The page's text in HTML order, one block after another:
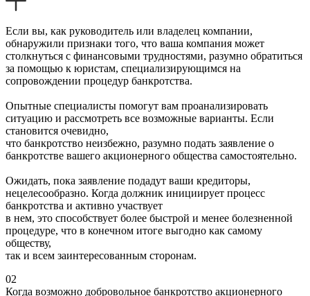
Если вы, как руководитель или владелец компании,
обнаружили признаки того, что ваша компания может
столкнуться с финансовыми трудностями, разумно обратиться
за помощью к юристам, специализирующимся на
сопровождении процедур банкротства.
Опытные специалисты помогут вам проанализировать
ситуацию и рассмотреть все возможные варианты. Если
становится очевидно,
что банкротство неизбежно, разумно подать заявление о
банкротстве вашего акционерного общества самостоятельно.
Ожидать, пока заявление подадут ваши кредиторы,
нецелесообразно. Когда должник инициирует процесс
банкротства и активно участвует
в нем, это способствует более быстрой и менее болезненной
процедуре, что в конечном итоге выгодно как самому
обществу,
так и всем заинтересованным сторонам.
02
Когда возможно добровольное банкротство акционерного